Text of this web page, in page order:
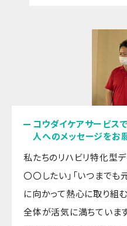
コウダイケアサービス
人へのメッセージをお
私たちのリハビリ特化型デ
〇〇したい」「いつまでも
に向かって熱心に取り組
全体が活気に満ちています